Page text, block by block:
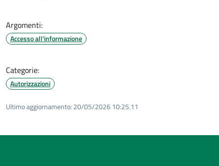
Argomenti:
Accesso all'informazione
Categorie:
Autorizzazioni
Ultimo aggiornamento: 20/05/2026 10:25.11